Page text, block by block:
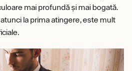
mai profundă și mai bogată.
la prima atingere, este mult